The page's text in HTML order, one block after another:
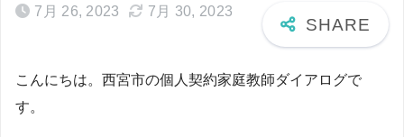
7月 26, 2023 7月 30, 2023
こんにちは。西宮市の個人契約家庭教師ダイアログで
す。